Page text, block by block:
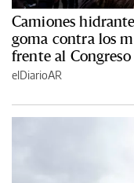
Camiones
goma contra los
frente al Congreso
elDiarioAR